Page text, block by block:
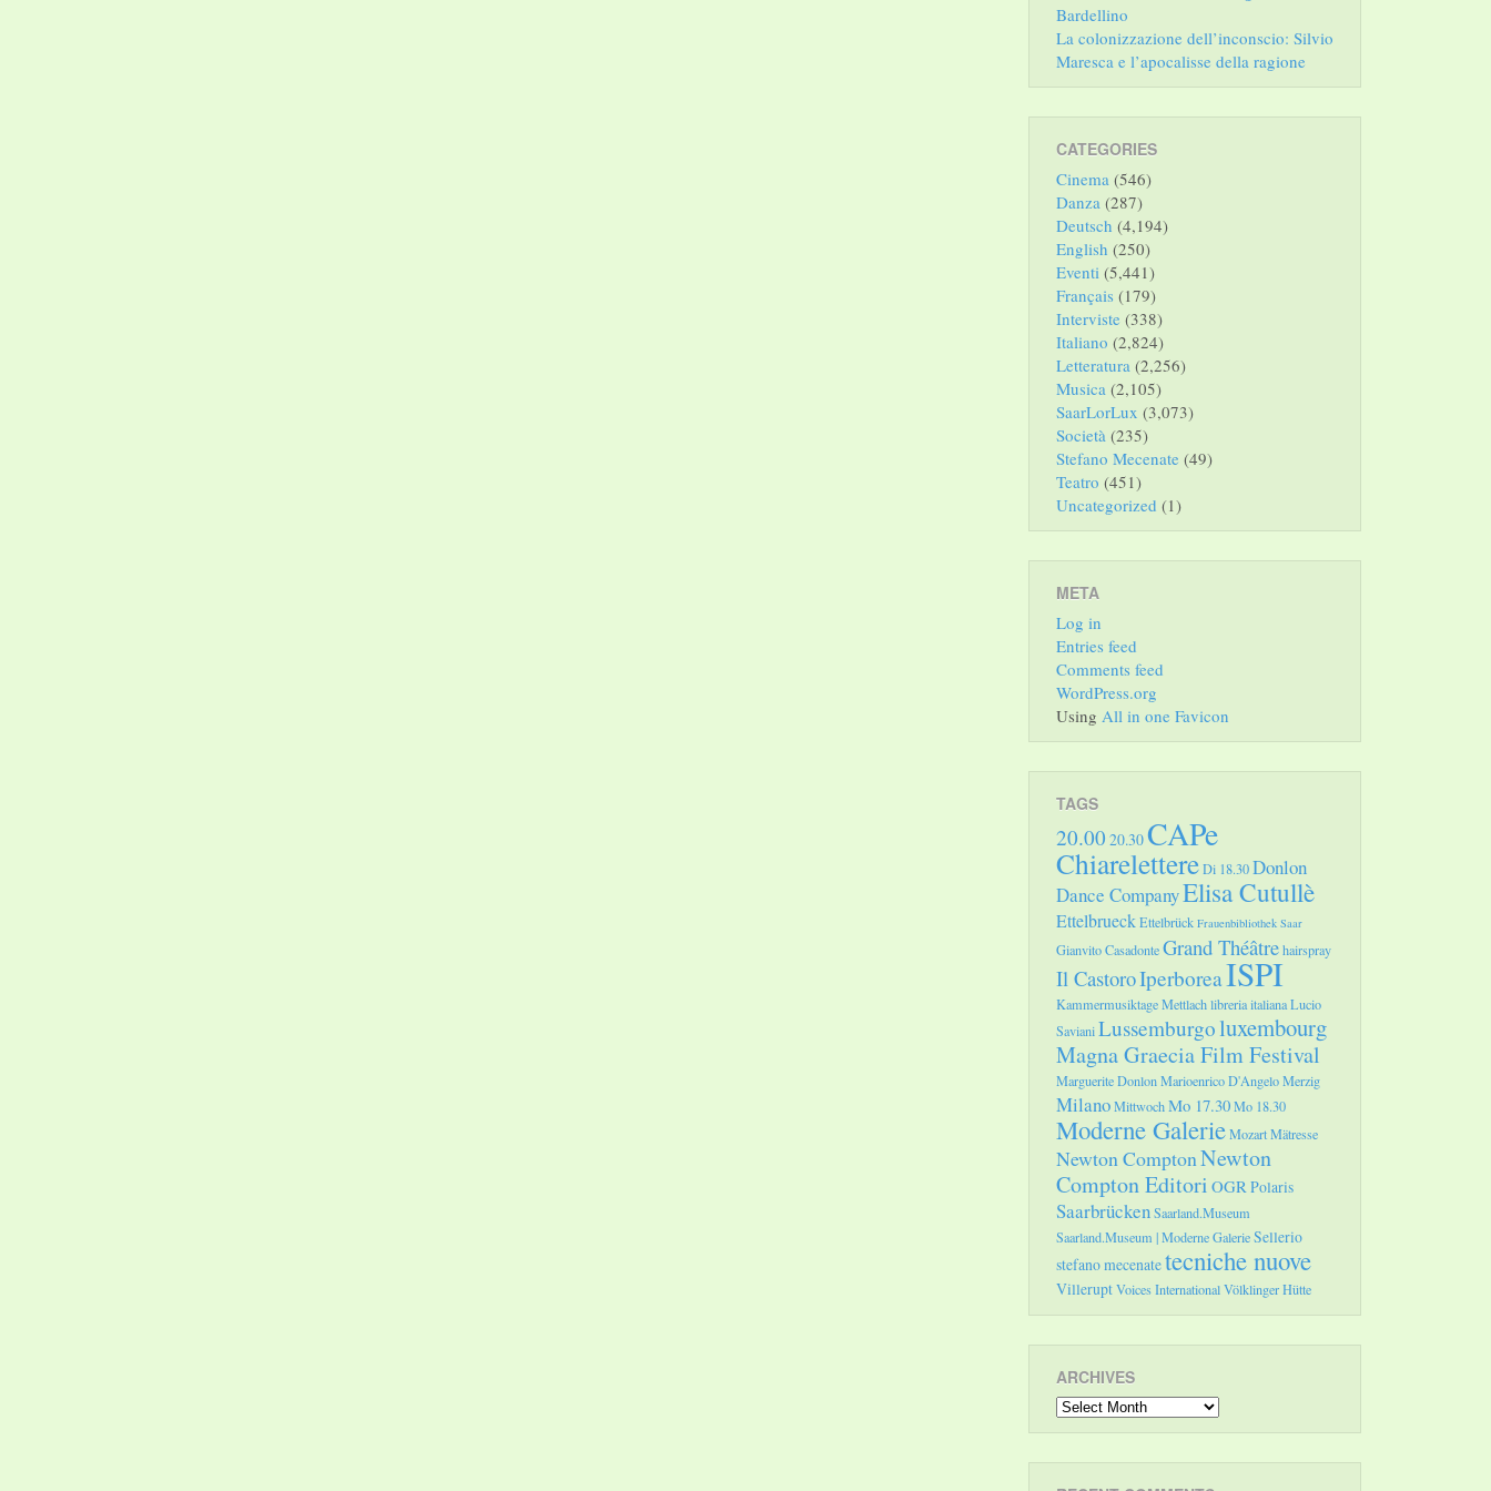
Bardellino
La colonizzazione dell’inconscio: Silvio
Maresca e l’apocalisse della ragione
CATEGORIES
Cinema (546)
Danza (287)
Deutsch (4,194)
English (250)
Eventi (5,441)
Français (179)
Interviste (338)
Italiano (2,824)
Letteratura (2,256)
Musica (2,105)
SaarLorLux (3,073)
Società (235)
Stefano Mecenate (49)
Teatro (451)
Uncategorized (1)
META
Log in
Entries feed
Comments feed
WordPress.org
Using All in one Favicon
TAGS
20.00 20.30CAPe
ChiarelettereDi 18.30Donlon
Dance CompanyElisa Cutullè
EttelbrueckEttelbrück Frauenbibliothek Saar
Gianvito CasadonteGrand Théâtrehairspray
Il CastoroIperboreaISPI
Kammermusiktage Mettlachlibreria italianaLucio
SavianiLussemburgoluxembourg
Magna Graecia Film Festival
Marguerite DonlonMarioenrico D'AngeloMerzig
MilanoMittwochMo 17.30Mo 18.30
Moderne GalerieMozartMätresse
Newton ComptonNewton
Compton Editori OGRPolaris
SaarbrückenSaarland.Museum
Saarland.Museum | Moderne GalerieSellerio
stefano mecenatetecniche nuove
VilleruptVoices InternationalVölklinger Hütte
ARCHIVES
Archives